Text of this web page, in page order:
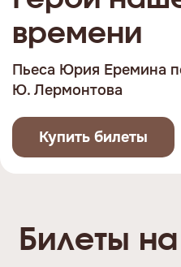
времени
Пьеса Юрия Еремина
Ю. Лермонтова
Купить билеты
Билеты